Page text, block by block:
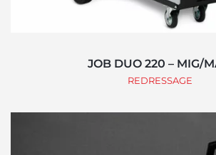
JOB DUO 220 – MIG/
REDRESSAGE